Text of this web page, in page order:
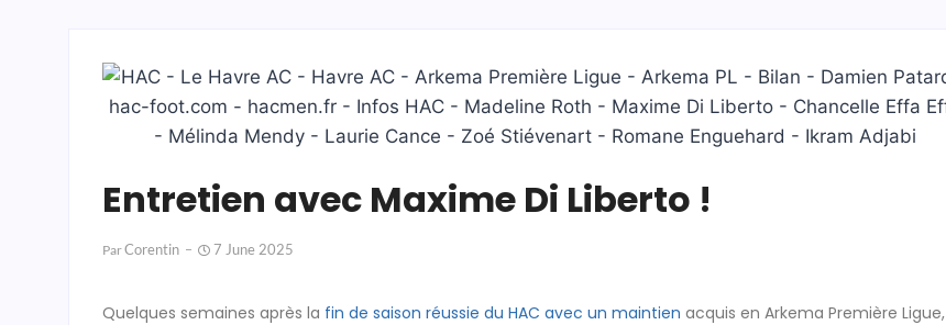
Entretien avec Maxime Di Liberto !
ParCorentin 7 June 2025
Quelques semaines après la fin de saison réussie du HAC avec un maintien acquis en Arkema Première Ligue,